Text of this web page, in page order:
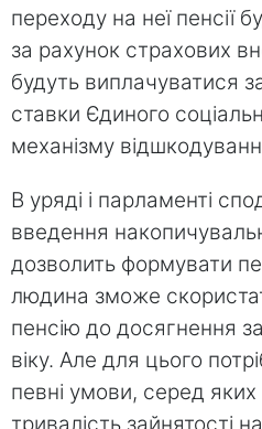
переходу на неї пенсії
за рахунок страхових
будуть виплачуватися
ставки Єдиного
механізму
В уряді і парламенті
введення
дозволить формувати
людина зможе
пенсію до досягнення
віку. Але для цього
певні умови, серед яких
тривалість зайнятості